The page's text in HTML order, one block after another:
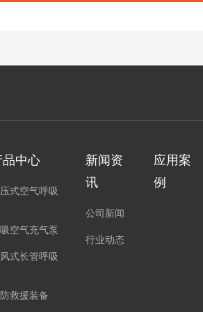
品中心
式空气呼吸
空气充气泵
式长管呼吸
救援装备
新闻资
讯
公司新闻
行业动态
应用案
例